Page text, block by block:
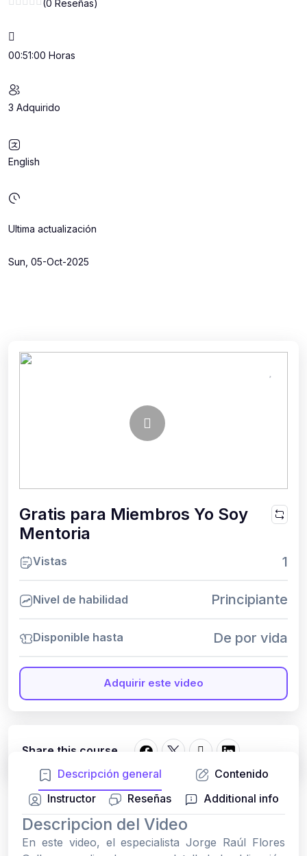
(0 Reseñas)
00:51:00 Horas
3 Adquirido
English
Ultima actualización
Sun, 05-Oct-2025
Descripción general
Contenido
Instructor
Reseñas Additional info
Descripcion del Video
En este video, el especialistaJorge Raúl Flores
Gratis para Miembros Yo Soy
Mentoria
Vistas 1
Nivel de habilidad Principiante
Disponible hasta De por vida
Adquirir este video
Share this course